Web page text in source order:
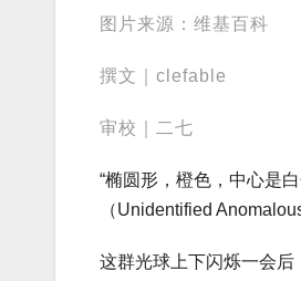
图片来源：维基百科
撰文｜clefable
审校｜二七
“椭圆形，橙色，中心是
（Unidentified
这群光球上下闪烁一会后